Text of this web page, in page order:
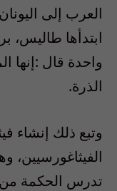
العرب إلى
ابتدأها طاليس،
واحدة قال :إنها
الذرة.
وتبع ذلك إنشاء
الفيثاغورسيين،
تدرس الحكمة من